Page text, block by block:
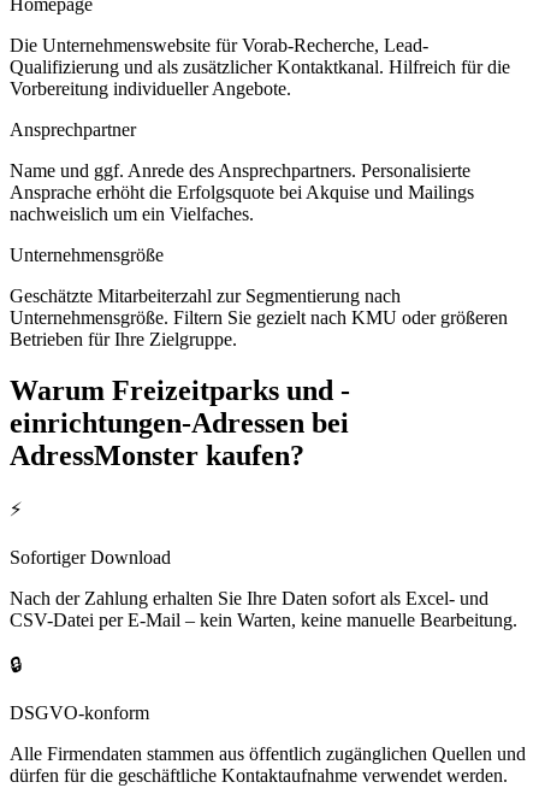
Die Unternehmenswebsite für Vorab-Recherche, Lead-
Qualifizierung und als zusätzlicher Kontaktkanal. Hilfreich für die
Vorbereitung individueller Angebote.
Ansprechpartner
Name und ggf. Anrede des Ansprechpartners. Personalisierte
Ansprache erhöht die Erfolgsquote bei Akquise und Mailings
nachweislich um ein Vielfaches.
Unternehmensgröße
Geschätzte Mitarbeiterzahl zur Segmentierung nach
Unternehmensgröße. Filtern Sie gezielt nach KMU oder größeren
Betrieben für Ihre Zielgruppe.
Warum Freizeitparks und -
einrichtungen-Adressen bei
AdressMonster kaufen?
⚡
Sofortiger Download
Nach der Zahlung erhalten Sie Ihre Daten sofort als Excel- und
CSV-Datei per E-Mail – kein Warten, keine manuelle Bearbeitung.
🔒
DSGVO-konform
Alle Firmendaten stammen aus öffentlich zugänglichen Quellen und
dürfen für die geschäftliche Kontaktaufnahme verwendet werden.